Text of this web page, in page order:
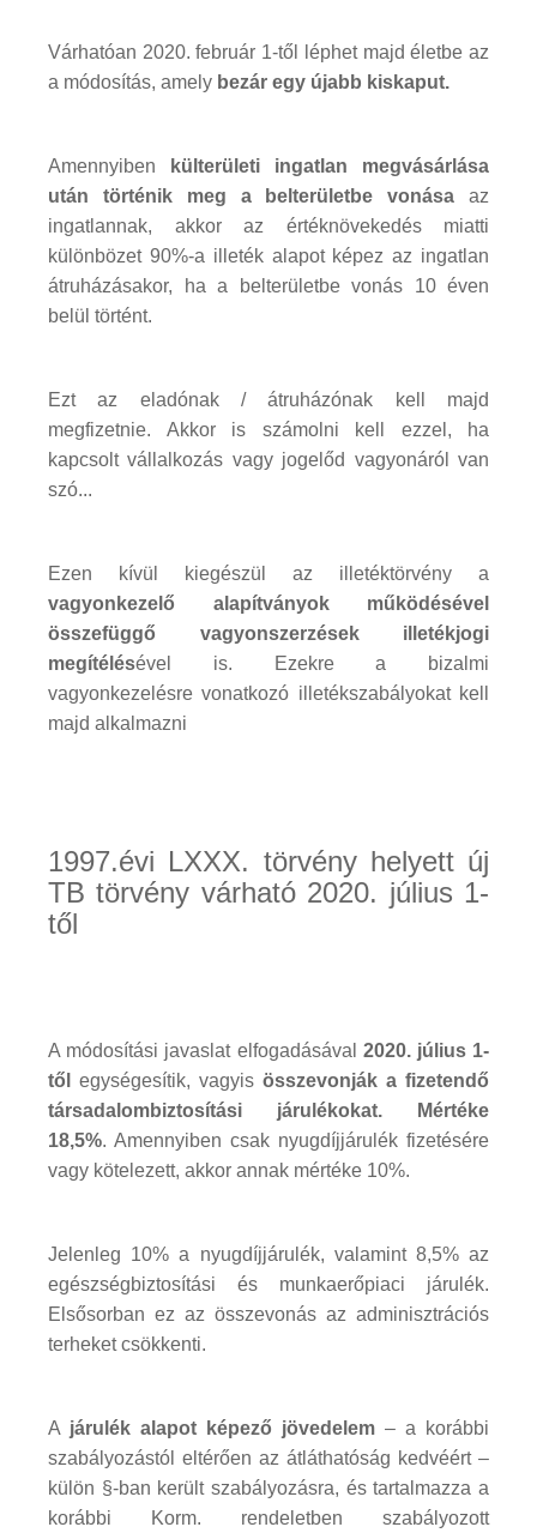
Várhatóan 2020. február 1-től léphet majd életbe az
a módosítás, amely bezár egy újabb kiskaput.
Amennyiben
külterületi ingatlan megvásárlása
után történik meg a belterületbe vonása az
ingatlannak, akkor az értéknövekedés miatti
különbözet 90%-a illeték alapot képez az ingatlan
átruházásakor, ha a belterületbe vonás 10 éven
belül történt.
Ezt az eladónak / átruházónak kell majd
megfizetnie. Akkor is számolni kell ezzel, ha
kapcsolt vállalkozás vagy jogelőd vagyonáról van
szó...
Ezen kívül kiegészül az illetéktörvény a
vagyonkezelő alapítványok működésével
összefüggő vagyonszerzések illetékjogi
megítélésével is. Ezekre a bizalmi
vagyonkezelésre vonatkozó illetékszabályokat kell
majd alkalmazni
1997.évi LXXX. törvény helyett új
TB törvény várható 2020. július 1-
től
A módosítási javaslat elfogadásával 2020. július 1-
től
egységesítik, vagyis összevonják a fizetendő
társadalombiztosítási járulékokat. Mértéke
18,5%. Amennyiben csak nyugdíjjárulék fizetésére
vagy kötelezett, akkor annak mértéke 10%.
Jelenleg 10% a nyugdíjjárulék, valamint 8,5% az
egészségbiztosítási és munkaerőpiaci járulék.
Elsősorban ez az összevonás az adminisztrációs
terheket csökkenti.
A járulék alapot képező jövedelem – a korábbi
szabályozástól eltérően az átláthatóság kedvéért –
külön §-ban került szabályozásra, és tartalmazza a
korábbi Korm. rendeletben szabályozott